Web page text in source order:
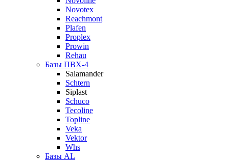
Novotex
Reachmont
Plafen
Proplex
Prowin
Rehau
Базы ПВХ-4
Salamander
Schtern
Siplast
Schuco
Tecoline
Topline
Veka
Vektor
Whs
Базы AL